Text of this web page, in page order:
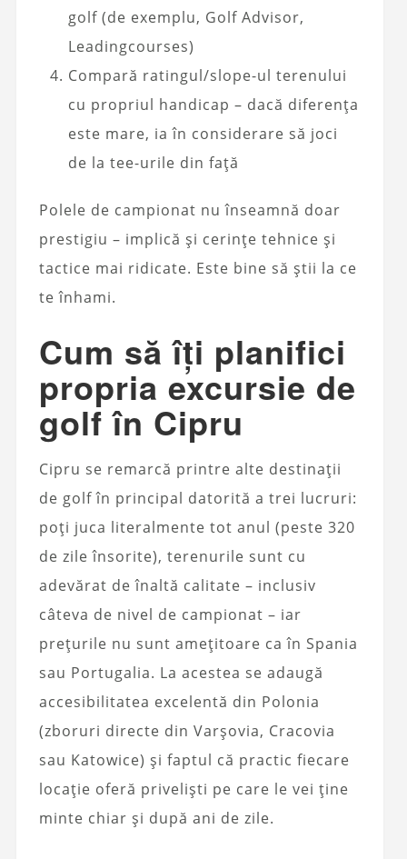
golf (de exemplu, Golf Advisor,
Leadingcourses)
Compară ratingul/slope-ul terenului
cu propriul handicap – dacă diferența
este mare, ia în considerare să joci
de la tee-urile din față
Polele de campionat nu înseamnă doar
prestigiu – implică și cerințe tehnice și
tactice mai ridicate. Este bine să știi la ce
te înhami.
Cum să îți planifici
propria excursie de
golf în Cipru
Cipru se remarcă printre alte destinații
de golf în principal datorită a trei lucruri:
poți juca literalmente tot anul (peste 320
de zile însorite), terenurile sunt cu
adevărat de înaltă calitate – inclusiv
câteva de nivel de campionat – iar
prețurile nu sunt amețitoare ca în Spania
sau Portugalia. La acestea se adaugă
accesibilitatea excelentă din Polonia
(zboruri directe din Varșovia, Cracovia
sau Katowice) și faptul că practic fiecare
locație oferă priveliști pe care le vei ține
minte chiar și după ani de zile.